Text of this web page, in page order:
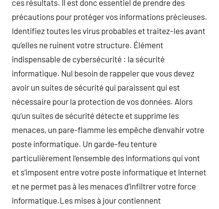
ces résultats. Il est donc essentiel de prendre des
précautions pour protéger vos informations précieuses.
Identifiez toutes les virus probables et traitez-les avant
qu’elles ne ruinent votre structure. Élément
indispensable de cybersécurité : la sécurité
informatique. Nul besoin de rappeler que vous devez
avoir un suites de sécurité qui paraissent qui est
nécessaire pour la protection de vos données. Alors
qu’un suites de sécurité détecte et supprime les
menaces, un pare-flamme les empêche d’envahir votre
poste informatique. Un garde-feu tenture
particulièrement l’ensemble des informations qui vont
et s’imposent entre votre poste informatique et Internet
et ne permet pas à les menaces d’infiltrer votre force
informatique.Les mises à jour contiennent